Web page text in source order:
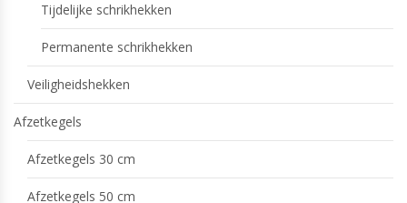
Tijdelijke schrikhekken
Permanente schrikhekken
Veiligheidshekken
Afzetkegels
Afzetkegels 30 cm
Afzetkegels 50 cm